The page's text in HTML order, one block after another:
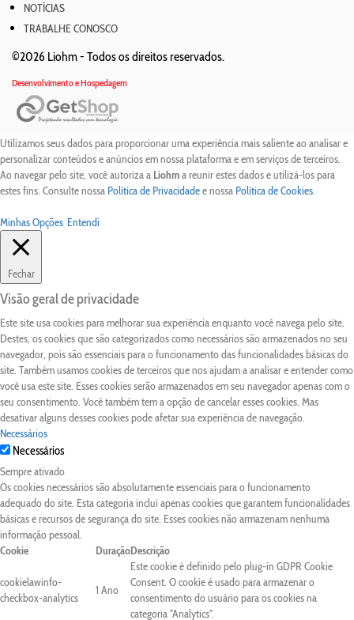
NOTÍCIAS
TRABALHE CONOSCO
©2026 Liohm - Todos os direitos reservados.
Desenvolvimento e Hospedagem
Utilizamos seus dados para proporcionar uma experiência mais saliente ao analisar e
personalizar conteúdos e anúncios em nossa plataforma e em serviços de terceiros.
Ao navegar pelo site, você autoriza a Liohma reunir estes dados e utilizá-los para
estes fins. Consulte nossa Política de Privacidadee nossa Política de Cookies.
Minhas Opções Entendi
Fechar
Visão geral de privacidade
Este site usa cookies para melhorar sua experiência enquanto você navega pelo site.
Destes, os cookies que são categorizados como necessários são armazenados no seu
navegador, pois são essenciais para o funcionamento das funcionalidades básicas do
site. Também usamos cookies de terceiros que nos ajudam a analisar e entender como
você usa este site. Esses cookies serão armazenados em seu navegador apenas com o
seu consentimento. Você também tem a opção de cancelar esses cookies. Mas
desativar alguns desses cookies pode afetar sua experiência de navegação.
Necessários
Necessários
Sempre ativado
Os cookies necessários são absolutamente essenciais para o funcionamento
adequado do site. Esta categoria inclui apenas cookies que garantem funcionalidades
básicas e recursos de segurança do site. Esses cookies não armazenam nenhuma
informação pessoal.
Cookie
DuraçãoDescrição
cookielawinfo-
checkbox-analytics
1 Ano
Este cookie é definido pelo plug-in GDPR Cookie
Consent. O cookie é usado para armazenar o
consentimento do usuário para os cookies na
categoria "Analytics".